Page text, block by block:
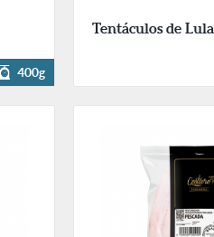
400g
Tentáculos de Lula